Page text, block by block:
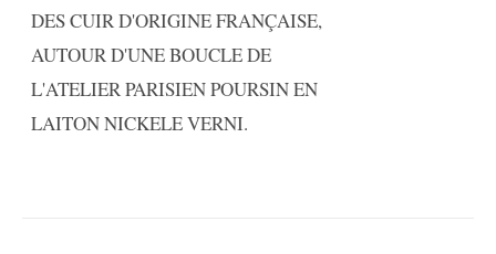
DES CUIR D'ORIGINE FRANÇAISE,
AUTOUR D'UNE BOUCLE DE
L'ATELIER PARISIEN POURSIN EN
LAITON NICKELE VERNI.